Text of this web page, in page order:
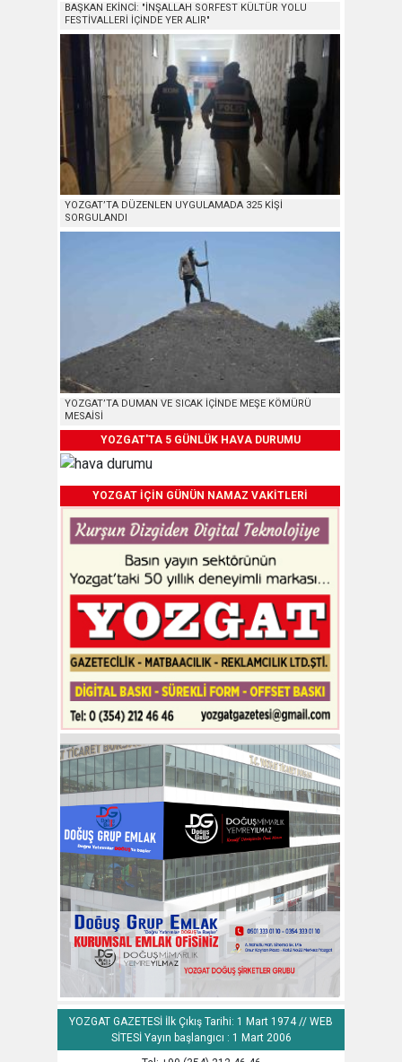
BAŞKAN EKİNCİ: "İNŞALLAH SORFEST KÜLTÜR YOLU
FESTİVALLERİ İÇİNDE YER ALIR"
YOZGAT’TA DÜZENLEN UYGULAMADA 325 KİŞİ
SORGULANDI
YOZGAT’TA DUMAN VE SICAK İÇİNDE MEŞE KÖMÜRÜ
MESAİSİ
YOZGAT'TA 5 GÜNLÜK HAVA DURUMU
YOZGAT İÇİN GÜNÜN NAMAZ VAKİTLERİ
YOZGAT GAZETESİ İlk Çıkış Tarihi: 1 Mart 1974 // WEB
SİTESİ Yayın başlangıcı : 1 Mart 2006